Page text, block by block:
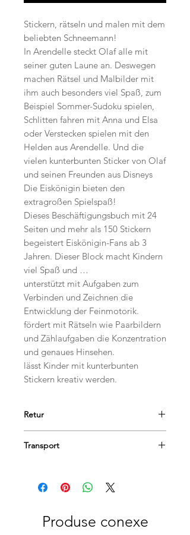
Stickern, rätseln und malen mit dem
beliebten Schneemann!
In Arendelle steckt Olaf alle mit
seiner guten Laune an. Deswegen
machen Rätsel und Malbilder mit
ihm auch besonders viel Spaß, zum
Beispiel Sommer-Sudoku spielen,
Schlitten fahren mit Anna und Elsa
oder Verstecken spielen mit den
Helden aus Arendelle. Und die
vielen kunterbunten Sticker von Olaf
und seinen Freunden aus Disneys
Die Eiskönigin bieten den
extragroßen Spielspaß!
Dieses Beschäftigungsbuch mit 24
Seiten und mehr als 150 Stickern
begeistert Eiskönigin-Fans ab 3
Jahren. Dieser Block macht Kindern
viel Spaß und …
unterstützt mit Aufgaben zum
Verbinden und Zeichnen die
Entwicklung der Feinmotorik.
fördert mit Rätseln wie Paarbildern
und Zählaufgaben die Konzentration
und genaues Hinsehen.
lässt Kinder mit kunterbunten
Stickern kreativ werden.
Retur
de 14 de zile, dacă păstrați etichetele
Transport
în termen de 1-3 zile lucrătoare.
Produse conexe